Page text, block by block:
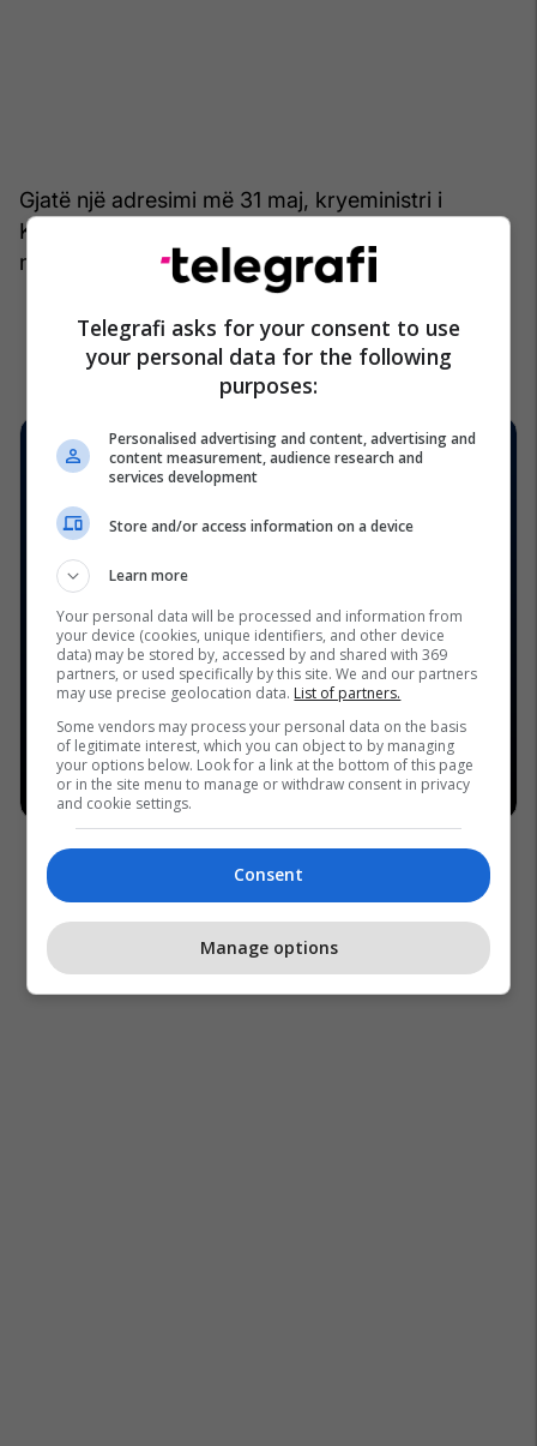
Gjatë një adresimi më 31 maj, kryeministri i
Kosovës, Albin Kurti, i refuzoi ato, por la të hapur
mundësinë për zgjedhje të reja lokale.
Telegrafi asks for your consent to use
your personal data for the following
purposes:
Personalised advertising and content, advertising and
content measurement, audience research and
services development
Store and/or access information on a device
Learn more
Your personal data will be processed and information from
your device (cookies, unique identifiers, and other device
data) may be stored by, accessed by and shared with 369
partners, or used specifically by this site. We and our partners
may use precise geolocation data. List of partners.
Some vendors may process your personal data on the basis
of legitimate interest, which you can object to by managing
your options below. Look for a link at the bottom of this page
or in the site menu to manage or withdraw consent in privacy
and cookie settings.
Consent
Manage options